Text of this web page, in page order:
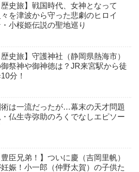
歴史旅】戦国時代、女神となって
々を津波から守った悲劇のヒロイ
・小桜姫伝説の聖地巡り
歴史旅】守護神社（静岡県熱海市）
祭神や御神徳は？JR来宮駅から徒
分！
は一流だったが…幕末の天才問題
・仏生寺弥助のろくでなしエピソー
豊臣兄弟！】ついに慶（吉岡里帆）
妊娠！小一郎（仲野太賀）の子供た